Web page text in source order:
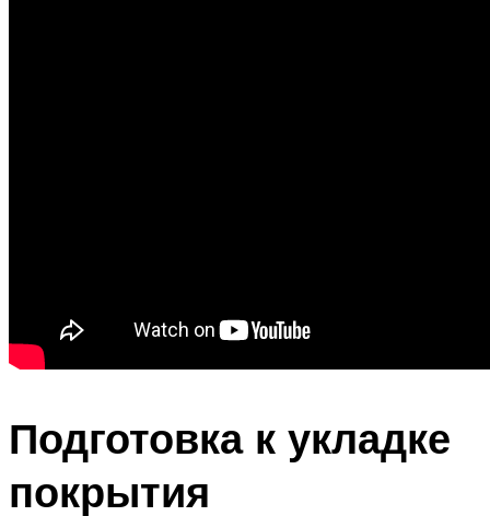
Подготовка к укладке
покрытия